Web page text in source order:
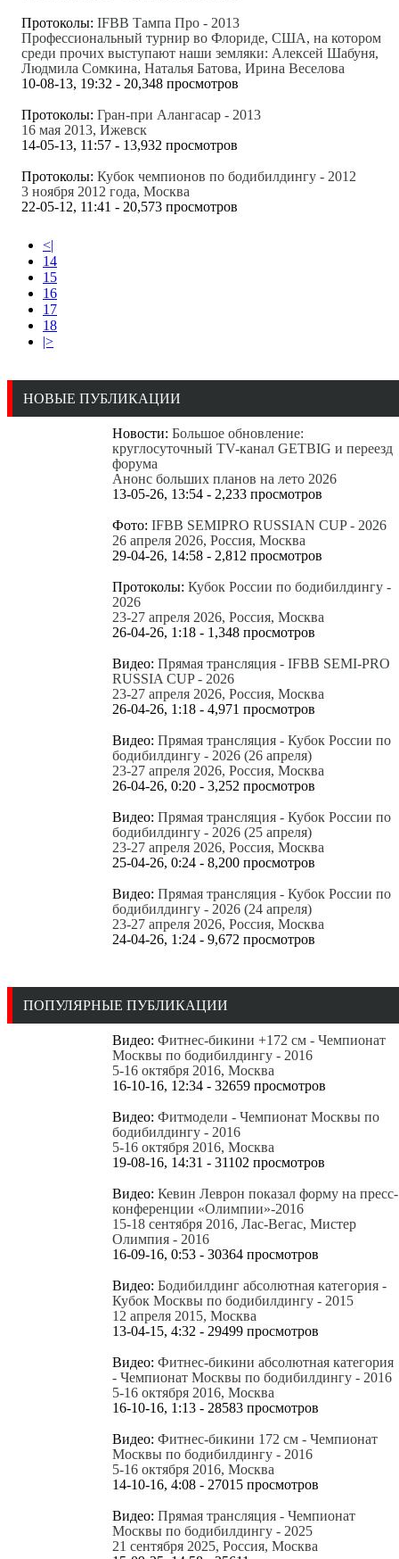
Протоколы: IFBB Тампа Про - 2013
Профессиональный турнир во Флориде, США, на котором
среди прочих выступают наши земляки: Алексей Шабуня,
Людмила Сомкина, Наталья Батова, Ирина Веселова
10-08-13, 19:32 - 20,348 просмотров
Протоколы: Гран-при Алангасар - 2013
16 мая 2013, Ижевск
14-05-13, 11:57 - 13,932 просмотров
Протоколы: Кубок чемпионов по бодибилдингу - 2012
3 ноября 2012 года, Москва
22-05-12, 11:41 - 20,573 просмотров
<|
14
15
16
17
18
|>
НОВЫЕ ПУБЛИКАЦИИ
Новости: Большое обновление:
круглосуточный TV-канал GETBIG и переезд
форума
Анонс больших планов на лето 2026
13-05-26, 13:54 - 2,233 просмотров
Фото: IFBB SEMIPRO RUSSIAN CUP - 2026
26 апреля 2026, Россия, Москва
29-04-26, 14:58 - 2,812 просмотров
Протоколы: Кубок России по бодибилдингу -
2026
23-27 апреля 2026, Россия, Москва
26-04-26, 1:18 - 1,348 просмотров
Видео: Прямая трансляция - IFBB SEMI-PRO
RUSSIA CUP - 2026
23-27 апреля 2026, Россия, Москва
26-04-26, 1:18 - 4,971 просмотров
Видео: Прямая трансляция - Кубок России по
бодибилдингу - 2026 (26 апреля)
23-27 апреля 2026, Россия, Москва
26-04-26, 0:20 - 3,252 просмотров
Видео: Прямая трансляция - Кубок России по
бодибилдингу - 2026 (25 апреля)
23-27 апреля 2026, Россия, Москва
25-04-26, 0:24 - 8,200 просмотров
Видео: Прямая трансляция - Кубок России по
бодибилдингу - 2026 (24 апреля)
23-27 апреля 2026, Россия, Москва
24-04-26, 1:24 - 9,672 просмотров
ПОПУЛЯРНЫЕ ПУБЛИКАЦИИ
Видео: Фитнес-бикини +172 см - Чемпионат
Москвы по бодибилдингу - 2016
5-16 октября 2016, Москва
16-10-16, 12:34 - 32659 просмотров
Видео: Фитмодели - Чемпионат Москвы по
бодибилдингу - 2016
5-16 октября 2016, Москва
19-08-16, 14:31 - 31102 просмотров
Видео: Кевин Леврон показал форму на пресс-
конференции «Олимпии»-2016
15-18 сентября 2016, Лас-Вегас, Мистер
Олимпия - 2016
16-09-16, 0:53 - 30364 просмотров
Видео: Бодибилдинг абсолютная категория -
Кубок Москвы по бодибилдингу - 2015
12 апреля 2015, Москва
13-04-15, 4:32 - 29499 просмотров
Видео: Фитнес-бикини абсолютная категория
- Чемпионат Москвы по бодибилдингу - 2016
5-16 октября 2016, Москва
16-10-16, 1:13 - 28583 просмотров
Видео: Фитнес-бикини 172 см - Чемпионат
Москвы по бодибилдингу - 2016
5-16 октября 2016, Москва
14-10-16, 4:08 - 27015 просмотров
Видео: Прямая трансляция - Чемпионат
Москвы по бодибилдингу - 2025
21 сентября 2025, Россия, Москва